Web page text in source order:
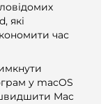
які
час
у macOS
Mac